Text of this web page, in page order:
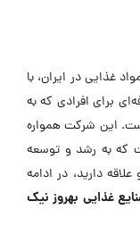
غذایی در ایران، با
برای افرادی که به
این شرکت همواره
که به رشد و توسعه
دارید، در ادامه
غذایی بهروز نیک